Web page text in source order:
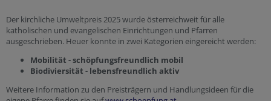
Der kirchliche Umweltpreis 2025 wurde österreichweit für alle
katholischen und evangelischen Einrichtungen und Pfarren
ausgeschrieben. Heuer konnte in zwei Kategorien eingereicht werden:
Mobilität - schöpfungsfreundlich mobil
Biodiviersität - lebensfreundlich aktiv
Weitere Information zu den Preisträgern und Handlungsideen für die